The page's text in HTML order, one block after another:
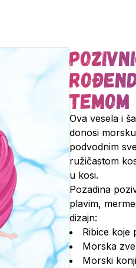
Ova vesela i
donosi
podvodnim
ružičastom
u kosi.
Pozadina
plavim,
dizajn:
Ribice koje
Morska
Morski